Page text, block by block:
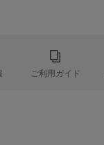
ご利用ガイド